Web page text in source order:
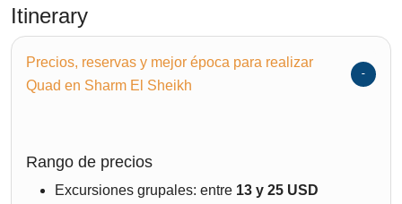
Itinerary
Precios, reservas y mejor época para realizar
Quad en Sharm El Sheikh
Rango de precios
Excursiones grupales: entre 13 y 25 USD